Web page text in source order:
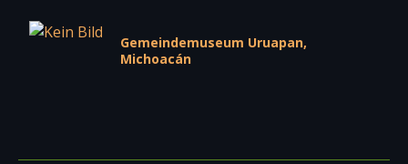
Gemeindemuseum Uruapan,
Michoacán